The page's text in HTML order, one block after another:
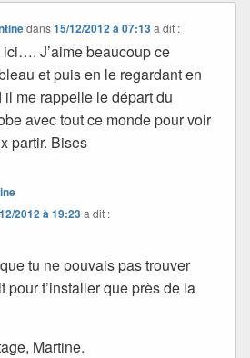
dans15/12/2012 à 07:13 a dit :
ici…. J’aime beaucoup ce
et puis en le regardant en
il me rappelle le départ du
avec tout ce monde pour voir
partir. Bises
2012 à 19:23a dit :
tu ne pouvais pas trouver
pour t’installer que près de la
Martine.